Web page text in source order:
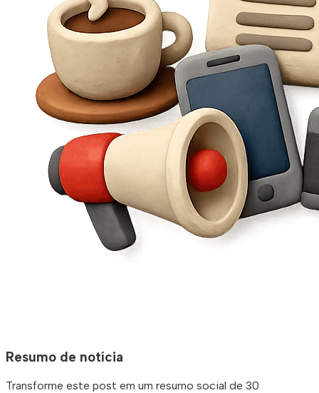
Resumo de notícia
Transforme este post em um resumo social de 30